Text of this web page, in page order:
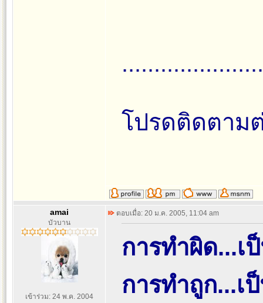
โปรดติดตาม
amai
บัวบาน
เข้าร่วม: 24 พ.ค. 2004
ตอบเมื่อ: 20 ม.ค. 2005, 11:04 am
การทำผิด...เ
การทำถูก...